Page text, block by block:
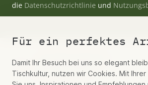
die Datenschutzrichtlinie und
+49 (0)30 55442277
Mo-Fr 9-19 Uhr
Für ein perfektes
Damit Ihr Besuch bei uns so elegant
Tischkultur, nutzen wir Cookies. Mit Ihrer